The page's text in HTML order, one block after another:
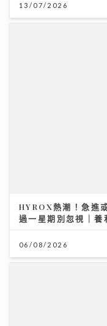
13/07/2026
HYROX熱潮！急進
過一星期別忽視｜養
06/08/2026